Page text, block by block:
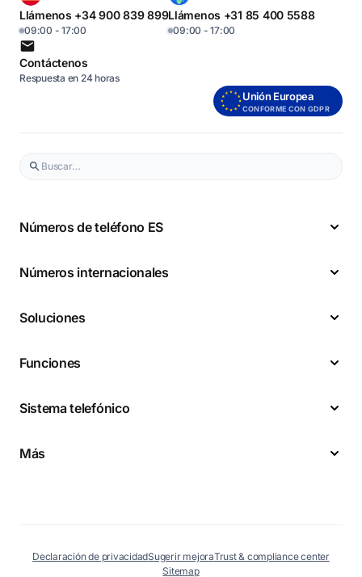
Llámenos +34 900 839 899
09:00 - 17:00
Llámenos +31 85 400 5588
09:00 - 17:00
Contáctenos
Respuesta en 24 horas
Unión Europea
CONFORME CON GDPR
Números de teléfono ES
Números internacionales
Soluciones
Funciones
Sistema telefónico
Más
Declaración de privacidadSugerir mejoraTrust & compliance center
Sitemap